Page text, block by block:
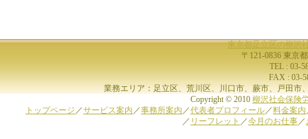
東京都足立区の柳沢
〒121-0836 東京
TEL : 03-
FAX : 03-
業務エリア：足立区、荒川区、川口市、蕨市、戸田市
Copyright © 2010 柳沢社会保険
トップページ ／サービス案内 ／事務所案内 ／代表者プロフィール／料金案内
／ リーフレット ／今月のお仕事／